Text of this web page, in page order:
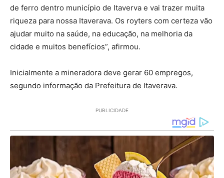
de ferro dentro município de Itaverva e vai trazer muita
riqueza para nossa Itaverava. Os royters com certeza vão
ajudar muito na saúde, na educação, na melhoria da
cidade e muitos benefícios”, afirmou.
Inicialmente a mineradora deve gerar 60 empregos,
segundo informação da Prefeitura de Itaverava.
PUBLICIDADE